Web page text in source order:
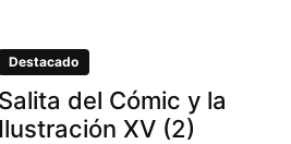
Destacado
Salita del Cómic y la
Ilustración XV (2)